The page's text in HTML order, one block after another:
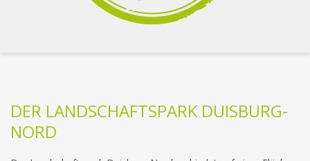
DER LANDSCHAFTSPARK DUISBURG-
NORD